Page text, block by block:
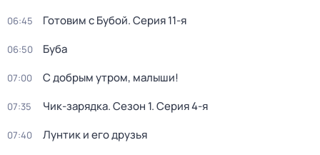
06:45 Готовим с Бубой. Серия 11-я
06:50 Буба
07:00 С добрым утром, малыши!
07:35 Чик-зарядка. Сезон 1. Серия 4-я
07:40 Лунтик и его друзья